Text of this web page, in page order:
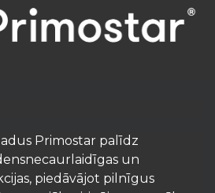
Primostar palīdz
un
piedāvājot pilnīgus